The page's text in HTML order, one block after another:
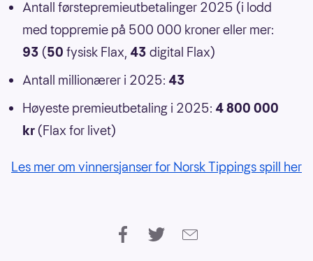
Antall førstepremieutbetalinger 2025 (i lodd
med toppremie på 500 000 kroner eller mer:
93 (50 fysisk Flax, 43 digital Flax)
Antall millionærer i 2025: 43
Høyeste premieutbetaling i 2025: 4 800 000
kr (Flax for livet)
Les mer om vinnersjanser for Norsk Tippings spill her